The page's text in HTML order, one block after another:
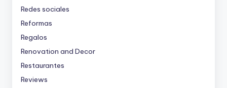
Redes sociales
Reformas
Regalos
Renovation and Decor
Restaurantes
Reviews